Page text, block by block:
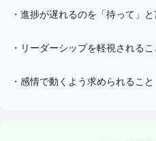
・ 進捗が遅れるのを「待って」と
・ リーダーシップを軽視されるこ
・ 感情で動くよう求められること